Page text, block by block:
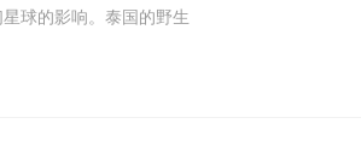
球的影响。泰国的野生